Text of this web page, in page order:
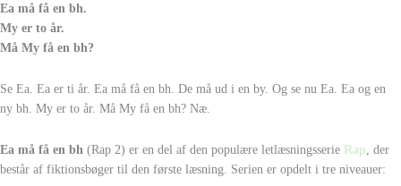
Ea må få en bh.
My er to år.
Må My få en bh?
Se Ea. Ea er ti år. Ea må få en bh. De må ud i en by. Og se nu Ea. Ea og en
ny bh. My er to år. Må My få en bh? Næ.
Ea må få en bh (Rap 2) er en del af den populære letlæsningsserie Rap , der
består af fiktionsbøger til den første læsning. Serien er opdelt i tre niveauer: